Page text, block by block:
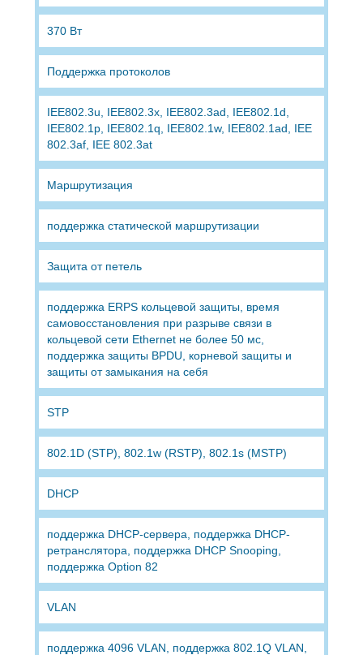
370 Вт
Поддержка протоколов
IEE802.3u, IEE802.3x, IEE802.3ad, IEE802.1d,
IEE802.1p, IEE802.1q, IEE802.1w, IEE802.1ad, IEE
802.3af, IEE 802.3at
Маршрутизация
поддержка статической маршрутизации
Защита от петель
поддержка ERPS кольцевой защиты, время
самовосстановления при разрыве связи в
кольцевой сети Ethernet не более 50 мс,
поддержка защиты BPDU, корневой защиты и
защиты от замыкания на себя
STP
802.1D (STP), 802.1w (RSTP), 802.1s (MSTP)
DHCP
поддержка DHCP-сервера, поддержка DHCP-
ретранслятора, поддержка DHCP Snooping,
поддержка Option 82
VLAN
поддержка 4096 VLAN, поддержка 802.1Q VLAN,